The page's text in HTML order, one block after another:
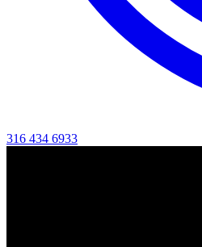
316 434 6933